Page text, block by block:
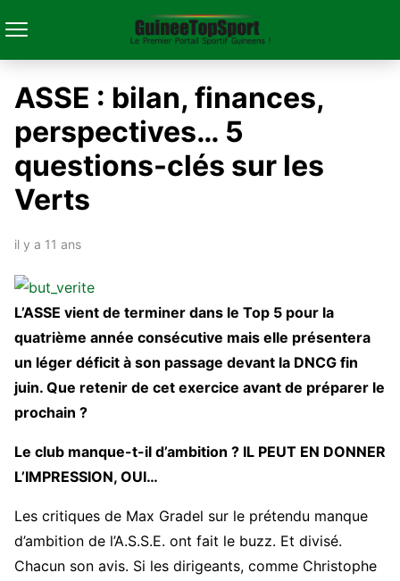
ASSE : bilan, finances,
perspectives… 5
questions-clés sur les
Verts
il y a 11 ans
L’ASSE vient de terminer dans le Top 5 pour la
quatrième année consécutive mais elle présentera
un léger déficit à son passage devant la DNCG fin
juin. Que retenir de cet exercice avant de préparer le
prochain ?
Le club manque-t-il d’ambition ? IL PEUT EN DONNER
L’IMPRESSION, OUI…
Les critiques de Max Gradel sur le prétendu manque
d’ambition de l’A.S.S.E. ont fait le buzz. Et divisé.
Chacun son avis. Si les dirigeants, comme Christophe